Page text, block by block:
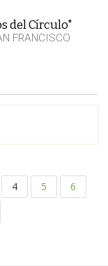
del Círculo"
FRANCISCO
4 5
6